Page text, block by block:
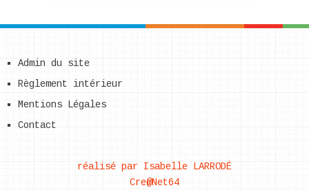
Admin du site
Règlement intérieur
Mentions Légales
Contact
réalisé par Isabelle LARRODÉ
Cre@Net64